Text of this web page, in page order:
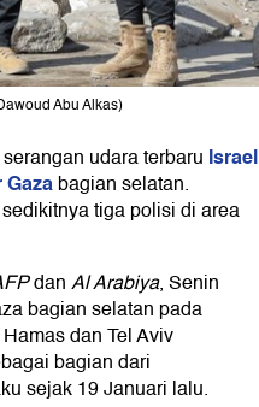
Abu Alkas)
udara terbaru Israel
bagian selatan.
tiga polisi di area
danAl Arabiya, Senin
bagian selatan pada
dan Tel Aviv
bagian dari
sejak 19 Januari lalu.